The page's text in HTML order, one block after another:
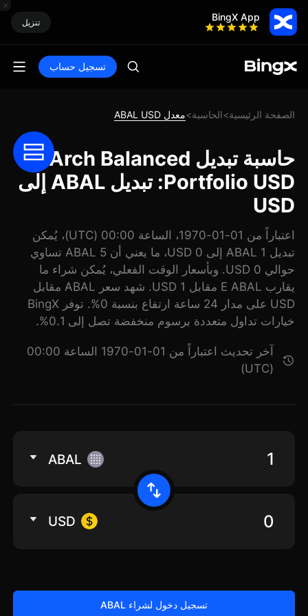
BingX App تنزيل
تسجيل حساب
الصفحة الرئيسية>الحاسبة>معدل ABAL USD
حاسبة تبديل Arch Balanced
Portfolio USD: تبديل ABAL إلى
USD
اعتباراً من 01-01-1970، الساعة 00:00 (UTC)، يُمكن
تبديل 1 ABAL إلى 0 USD، ما يعني أن 5 ABAL تساوي
حوالي 0 USD. وبأسعار الوقت الفعلي، يُمكن شراء ما
يقارب E ABAL مقابل 1 USD. شهد سعر ABAL مقابل
USD على مدار 24 ساعة ارتفاع بنسبة 0%. توفر BingX
خيارات تداول متعددة برسوم منخفضة تصل إلى 0.1%.
آخر تحديث اعتباراً من 01-01-1970 الساعة 00:00
(UTC)
ABAL
USD
تسجيل دخول لشراء ABAL